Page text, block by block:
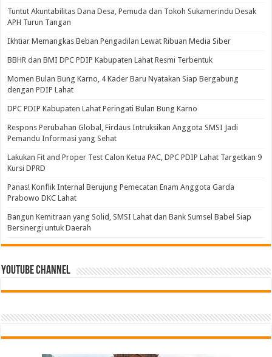
Tuntut Akuntabilitas Dana Desa, Pemuda dan Tokoh Sukamerindu Desak
APH Turun Tangan
Ikhtiar Memangkas Beban Pengadilan Lewat Ribuan Media Siber
BBHR dan BMI DPC PDIP Kabupaten Lahat Resmi Terbentuk
Momen Bulan Bung Karno, 4 Kader Baru Nyatakan Siap Bergabung
dengan PDIP Lahat
DPC PDIP Kabupaten Lahat Peringati Bulan Bung Karno
Respons Perubahan Global, Firdaus Intruksikan Anggota SMSI Jadi
Pemandu Informasi yang Sehat
Lakukan Fit and Proper Test Calon Ketua PAC, DPC PDIP Lahat Targetkan 9
Kursi DPRD
Panas! Konflik Internal Berujung Pemecatan Enam Anggota Garda
Prabowo DKC Lahat
Bangun Kemitraan yang Solid, SMSI Lahat dan Bank Sumsel Babel Siap
Bersinergi untuk Daerah
Youtube Channel